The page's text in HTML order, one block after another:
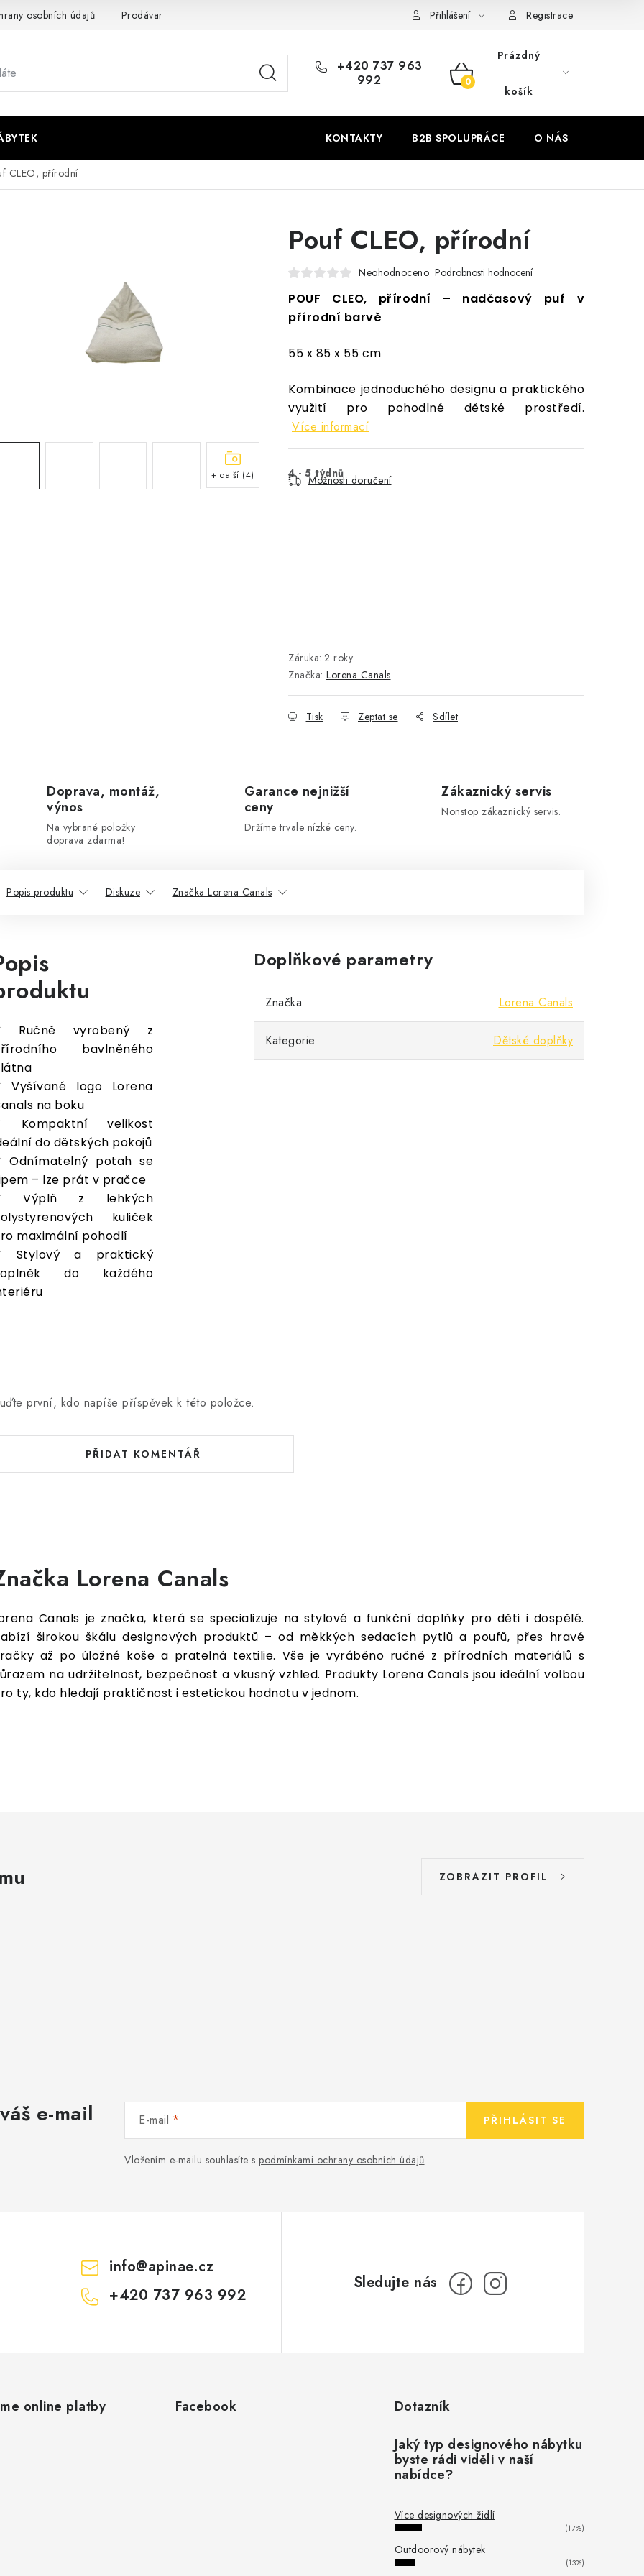
osobních údajů Prodávané značky Přihlášení Registrace
+420 737 963
992
NÁKUPNÍ
KOŠÍK
Prázdný
košík
KONTAKTY B2B SPOLUPRÁCE O NÁS
CLEO, přírodní
Pouf CLEO, přírodní
Neohodnoceno Podrobnosti hodnocení
POUF CLEO, přírodní – nadčasový puf v
přírodní barvě
55 x 85 x 55 cm
Kombinace jednoduchého designu a praktického
využití pro pohodlné dětské prostředí.
Více informací
4 - 5 týdnů
Možnosti doručení
Záruka: 2 roky
Značka: Lorena Canals
Tisk Zeptat se Sdílet
+ další (4)
Doprava, montáž,
výnos
Na vybrané položky
doprava zdarma!
Garance nejnižší
ceny
Držíme trvale nízké ceny.
Zákaznický servis
Nonstop zákaznický servis.
Popis produktu Diskuze Značka Lorena Canals
Ručně vyrobený z
bavlněného
Vyšívané logo Lorena
na boku
Kompaktní velikost
do dětských pokojů
Odnímatelný potah se
– lze prát v pračce
Výplň z lehkých
kuliček
maximální pohodlí
Stylový a praktický
do každého
Doplňkové parametry
Značka Lorena Canals
Kategorie Dětské doplňky
první, kdo napíše příspěvek k této položce.
PŘIDAT KOMENTÁŘ
Lorena Canals
Canals je značka, která se specializuje na stylové a funkční doplňky pro děti i dospělé.
širokou škálu designových produktů – od měkkých sedacích pytlů a poufů, přes hravé
až po úložné koše a pratelná textilie. Vše je vyráběno ručně z přírodních materiálů s
na udržitelnost, bezpečnost a vkusný vzhled. Produkty Lorena Canals jsou ideální volbou
ty, kdo hledají praktičnost i estetickou hodnotu v jednom.
ZOBRAZIT PROFIL
e-mail E-mail
Vložením e-mailu souhlasíte s podmínkami ochrany osobních údajů
PŘIHLÁSIT SE
info@apinae.cz
+420 737 963 992
online platby Facebook Dotazník
Jaký typ designového nábytku
byste rádi viděli v naší
nabídce?
Více designových židlí
(17%)
Outdoorový nábytek
(13%)